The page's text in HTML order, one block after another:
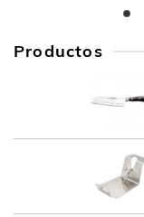
Productos